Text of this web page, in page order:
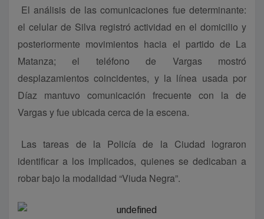
El análisis de las comunicaciones fue determinante:
el celular de Silva registró actividad en el domicilio y
posteriormente movimientos hacia el partido de La
Matanza; el teléfono de Vargas mostró
desplazamientos coincidentes, y la línea usada por
Díaz mantuvo comunicación frecuente con la de
Vargas y fue ubicada cerca de la escena.
Las tareas de la Policía de la Ciudad lograron
identificar a los implicados, quienes se dedicaban a
robar bajo la modalidad “Viuda Negra”.